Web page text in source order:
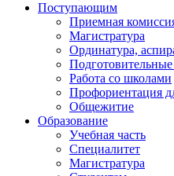
Поступающим
Приемная
Магистратура
Ординатура,
Работа со школами
Профориентация
Общежитие
Образование
Учебная часть
Специалитет
Магистратура